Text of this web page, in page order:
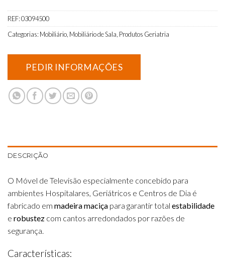
REF:03094500
Categorias: Mobiliário Mobiliário de Sala Produtos Geriatria
DESCRIÇÃO
O Móvel de Televisão especialmente concebido para
ambientes Hospitalares, Geriátricos e Centros de Dia é
fabricado em madeira maciça para garantir total estabilidade
e robustez com cantos arredondados por razões de
segurança.
Características: